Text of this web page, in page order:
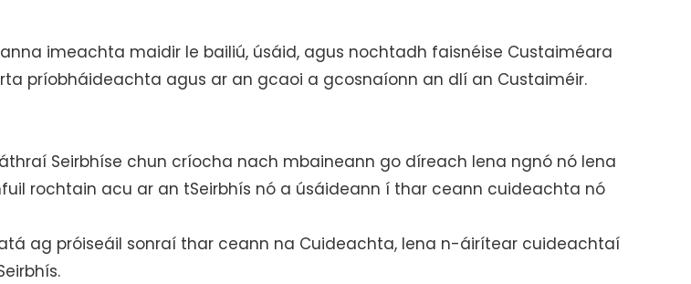
imeachta maidir le bailiú, úsáid, agus nochtadh faisnéise Custaiméara
príobháideachta agus ar an gcaoi a gcosnaíonn an dlí an Custaiméir.
Seirbhíse chun críocha nach mbaineann go díreach lena ngnó nó lena
rochtain acu ar an tSeirbhís nó a úsáideann í thar ceann cuideachta nó
ag próiseáil sonraí thar ceann na Cuideachta, lena n-áirítear cuideachtaí